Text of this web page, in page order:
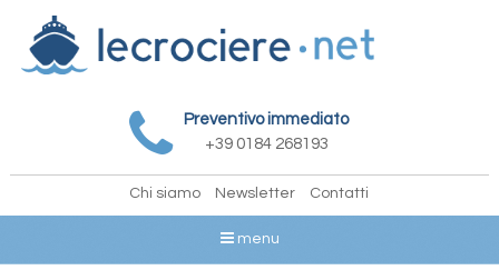
Preventivo immediato
+39 0184 268193
Chi siamo Newsletter Contatti
menu